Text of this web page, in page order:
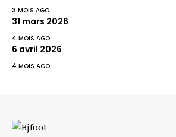
3 MOIS AGO
31 mars 2026
4 MOIS AGO
6 avril 2026
4 MOIS AGO